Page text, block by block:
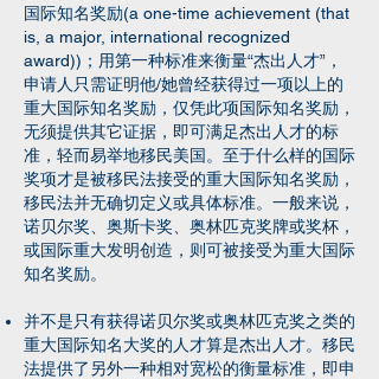
国际知名奖励(a one-time achievement (that
is, a major, international recognized
award))； 用第一种标准来衡量“杰出人才”，
申请人只需证明他/她曾经获得过一项以上的
重大国际知名奖励，仅凭此项国际知名奖励，
无须提供其它证据，即可满足杰出人才的标
准，轻而易举地移民美国。至于什么样的国际
奖项才是被移民法接受的重大国际知名奖励，
移民法并无确切定义或具体标准。一般来说，
诺贝尔奖、奥斯卡奖、奥林匹克奖牌或奖杯，
或国际重大发明创造，则可被接受为重大国际
知名奖励。
并不是只有获得诺贝尔奖或奥林匹克奖之类的
重大国际知名大奖的人才算是杰出人才。移民
法提供了另外一种相对宽松的衡量标准，即申